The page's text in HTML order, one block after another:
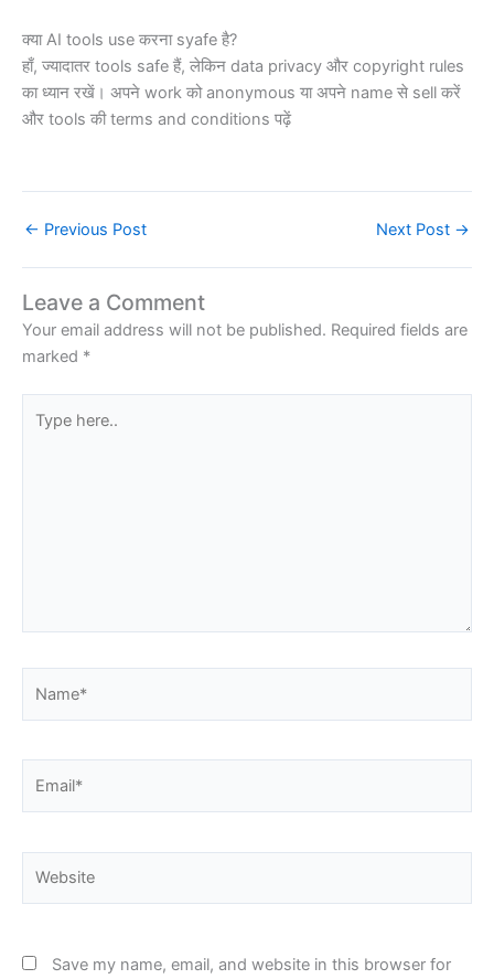
क्या AI tools use करना syafe है?
हाँ, ज्यादातर tools safe हैं, लेकिन data privacy और copyright rules
का ध्यान रखें। अपने work को anonymous या अपने name से sell करें
और tools की terms and conditions पढ़ें
← Previous Post Next Post →
Leave a Comment
Your email address will not be published. Required fields are
marked *
here..
Save my name, email, and website in this browser for